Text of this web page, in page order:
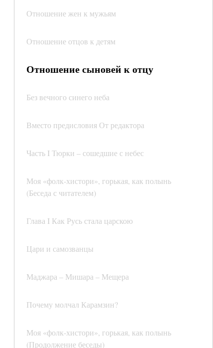
Отношение жен к мужьям
Отношение отцов к детям
Отношение сыновей к отцу
Без вечного синего неба
Вместо предисловия От редактора
Часть I Тюрки – сошедшие с небес
Моя «фолк-хистори», горькая, как полынь
(Беседа с читателем)
Глава I Как Русь стала царскою
Цари и самозванцы
Маджара – Мишара – Мещера
Почему молчал Карамзин?
Моя «фолк-хистори», горькая, как полынь
(Продолжение беседы)